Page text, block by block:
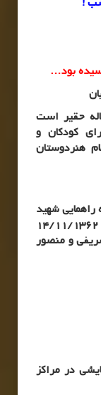
حقیر است
کودکان و
هنردوستان
شهید
همزه سیدالشهدا در جبهه های غرب کشور 14/11/1362
و منصور
در مراکز